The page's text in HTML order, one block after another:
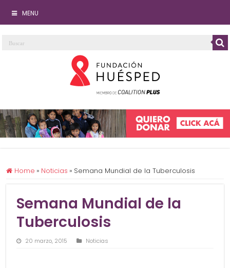
MENU
Home » Noticias » Semana Mundial de la Tuberculosis
Semana Mundial de la
Tuberculosis
20 marzo, 2015 Noticias